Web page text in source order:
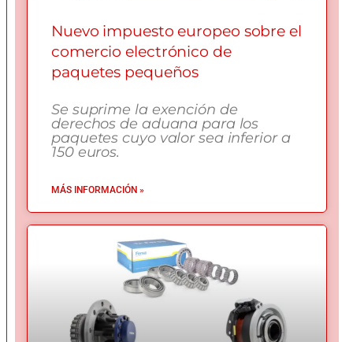
Nuevo impuesto europeo sobre el
comercio electrónico de
paquetes pequeños
Se suprime la exención de
derechos de aduana para los
paquetes cuyo valor sea inferior a
150 euros.
MÁS INFORMACIÓN »